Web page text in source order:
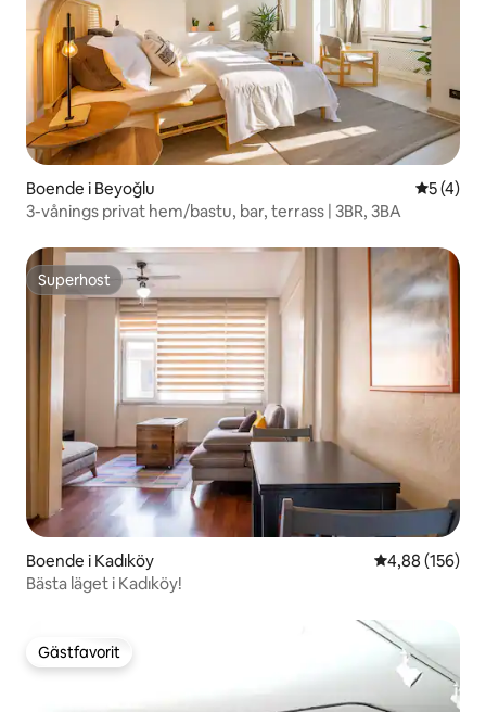
Boende i Beyoğlu 5 av 5 i
5 (4)
3-vånings privat hem/bastu, bar, terrass | 3BR, 3BA
Superhost
Superhost
Boende i Kadıköy 4,88 av 5 i
4,88 (156)
Bästa läget i Kadıköy!
Gästfavorit
Gästfavorit